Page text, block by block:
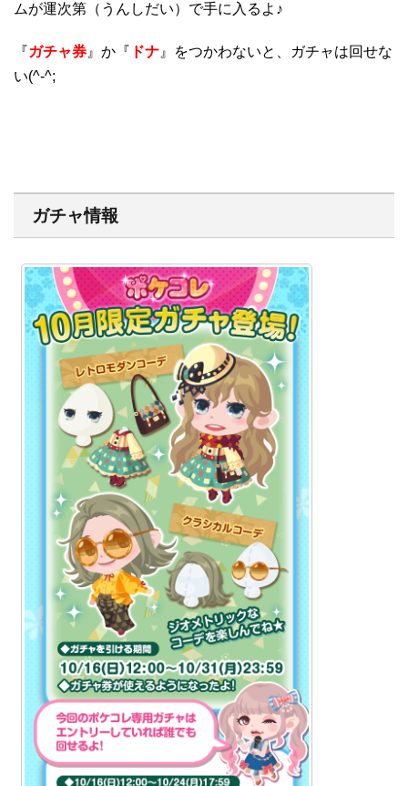
ムが運次第（うんしだい）で手に入るよ♪
『ガチャ券 』か『 ドナ 』をつかわないと、ガチャは回せな
い(^-^;
ガチャ情報